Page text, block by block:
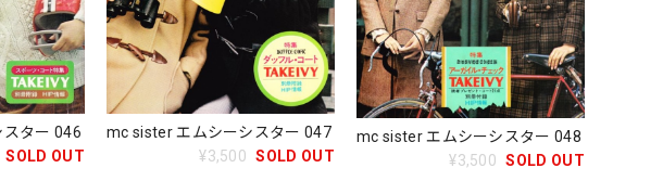
ター 046
SOLD OUT
mc sister エムシーシスター 047
¥3,500 SOLD OUT
mc sister エムシーシスター 048
¥3,500 SOLD OUT